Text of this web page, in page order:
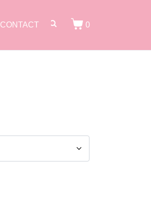
CONTACT 0